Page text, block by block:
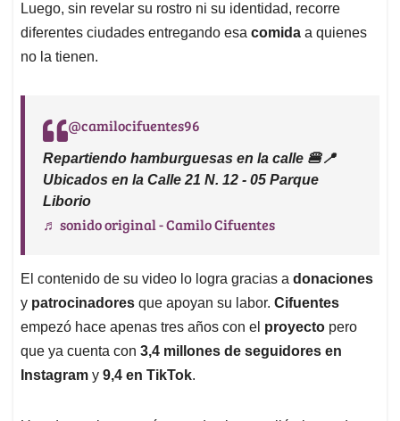
Luego, sin revelar su rostro ni su identidad, recorre
diferentes ciudades entregando esa comida a quienes
no la tienen.
@camilocifuentes96
Repartiendo hamburguesas en la calle 🍔📍
Ubicados en la Calle 21 N. 12 - 05 Parque
Liborio
♬ sonido original - Camilo Cifuentes
El contenido de su video lo logra gracias a donaciones
y patrocinadores que apoyan su labor. Cifuentes
empezó hace apenas tres años con el proyecto pero
que ya cuenta con 3,4 millones de seguidores en
Instagram y 9,4 en TikTok.